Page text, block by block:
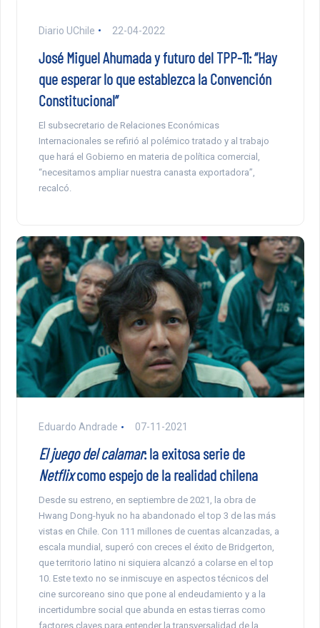
Diario UChile 22-04-2022
José Miguel Ahumada y futuro del TPP-11: “Hay
que esperar lo que establezca la Convención
Constitucional”
El subsecretario de Relaciones Económicas
Internacionales se refirió al polémico tratado y al trabajo
que hará el Gobierno en materia de política comercial,
“necesitamos ampliar nuestra canasta exportadora”,
recalcó.
Eduardo Andrade 07-11-2021
El juego del calamar: la exitosa serie de
Netflixcomo espejo de la realidad chilena
Desde su estreno, en septiembre de 2021, la obra de
Hwang Dong-hyuk no ha abandonado el top 3 de las más
vistas en Chile. Con 111 millones de cuentas alcanzadas, a
escala mundial, superó con creces el éxito de Bridgerton,
que territorio latino ni siquiera alcanzó a colarse en el top
10. Este texto no se inmiscuye en aspectos técnicos del
cine surcoreano sino que pone al endeudamiento y a la
incertidumbre social que abunda en estas tierras como
factores claves para entender la transversalidad de la